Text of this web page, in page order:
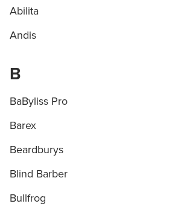
Abilita
Andis
B
BaByliss Pro
Barex
Beardburys
Blind Barber
Bullfrog